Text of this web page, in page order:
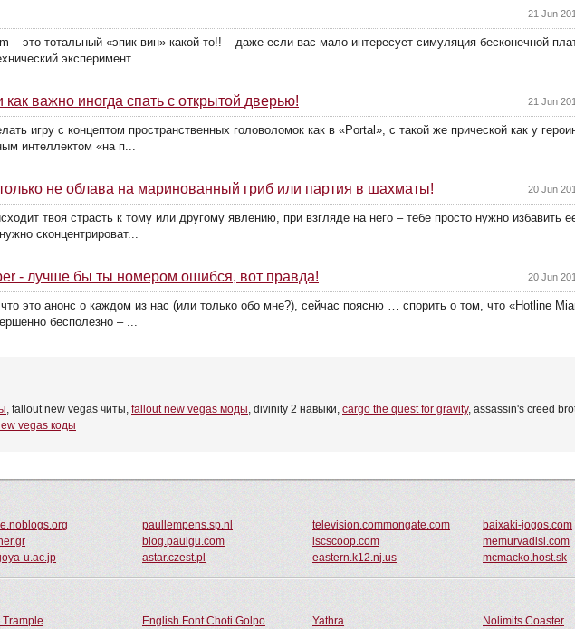
21 Jun
– это тотальный «эпик вин» какой-то!! – даже если вас мало интересует симуляция бесконечной
эксперимент ...
важно иногда спать с открытой дверью! 21 Jun
игру с концептом пространственных головоломок как в «Portal», с такой же прической как у
интеллектом «на п...
не облава на маринованный гриб или партия в шахматы! 20 Jun
твоя страсть к тому или другому явлению, при взгляде на него – тебе просто нужно избавить
сконцентрироват...
- лучше бы ты номером ошибся, вот правда! 20 Jun
это анонс о каждом из нас (или только обо мне?), сейчас поясню … спорить о том, что «Hotline
бесполезно – ...
, fallout new vegas читы, fallout new vegas моды, divinity 2 навыки, cargo the quest for gravity, assassin's creed
vegas коды
paullempens.sp.nl television.commongate.com
baixaki-jogos.com
blog.paulgu.com lscscoop.com
memurvadisi.com
u.ac.jp astar.czest.pl eastern.k12.nj.us mcmacko.host.sk
Trample English Font Choti Golpo Yathra Nolimits Coaster